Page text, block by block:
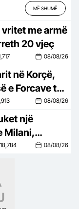
MË SHUMË
vritet me armë
20 vjeç
08/08/26
në Korçë,
e Forcave të
08/08/26
një
Milani,
kundër
18,784 08/08/26